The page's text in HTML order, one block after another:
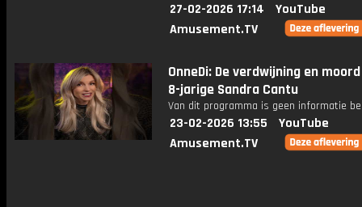
27-02-2026 17:14
YouTube
Amusement.TV
OnneDi: De verdwijning en
8-jarige Sandra Cantu
Van dit programma is geen informatie
23-02-2026 13:55
YouTube
Amusement.TV